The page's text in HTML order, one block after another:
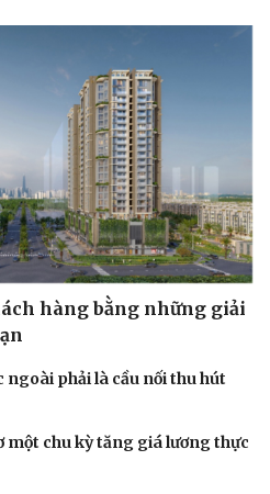
hàng bằng những giải
ngoài phải là cầu nối thu hút
một chu kỳ tăng giá lương thực